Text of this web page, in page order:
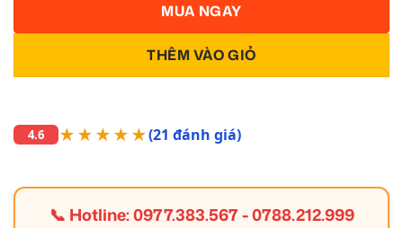
THÊM VÀO GIỎ
MUA NGAY
4.6 ★★★★★(21 đánh giá)
📞 Hotline:0977.383.567-0788.212.999